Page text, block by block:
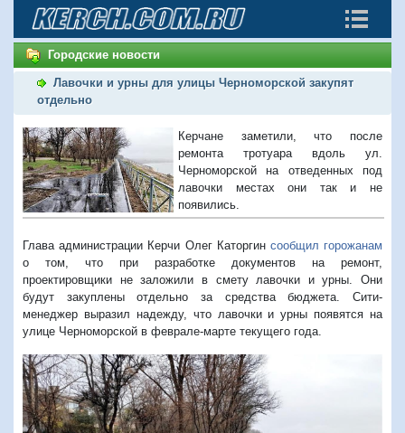
Городские новости
Лавочки и урны для улицы Черноморской закупят
отдельно
Керчане заметили, что после
ремонта тротуара вдоль ул.
Черноморской на отведенных под
лавочки местах они так и не
появились.
Глава администрации Керчи Олег Каторгин сообщил горожанам
о том, что при разработке документов на ремонт,
проектировщики не заложили в смету лавочки и урны. Они
будут закуплены отдельно за средства бюджета. Сити-
менеджер выразил надежду, что лавочки и урны появятся на
улице Черноморской в феврале-марте текущего года.